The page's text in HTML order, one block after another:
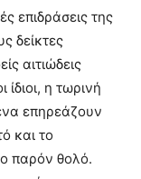
επιδράσεις της
δείκτες
αιτιώδεις
ίδιοι, η τωρινή
επηρεάζουν
και το
παρόν θολό.